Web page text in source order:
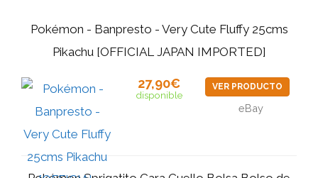
Pokémon - Banpresto - Very Cute Fluffy 25cms
Pikachu [OFFICIAL JAPAN IMPORTED]
27,90€
disponible
VER PRODUCTO
eBay